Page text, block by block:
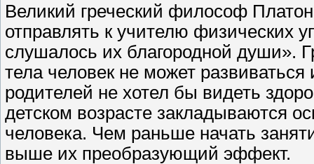
Великий греческий философ
отправлять к учителю физических
слушалось их благородной души».
тела человек не может
родителей не хотел бы видеть
детском возрасте закладываются
человека. Чем раньше начать
выше их преобразующий эффект.